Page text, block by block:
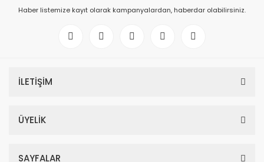
Haber listemize kayıt olarak kampanyalardan, haberdar olabilirsiniz.
İLETİŞİM
ÜYELİK
SAYFALAR